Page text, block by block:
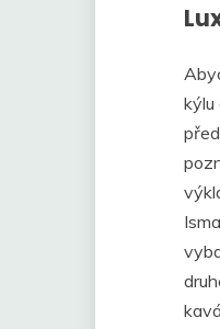
kýlu